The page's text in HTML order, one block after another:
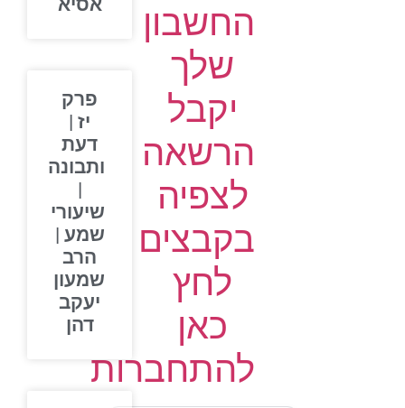
החשבון
שלך
יקבל
הרשאה
לצפיה
בקבצים
לחץ
כאן
להתחברות
אסיא
פרק
יז |
דעת
ותבונה
שיעורי
שמע |
הרב
שמעון
יעקב
דהן